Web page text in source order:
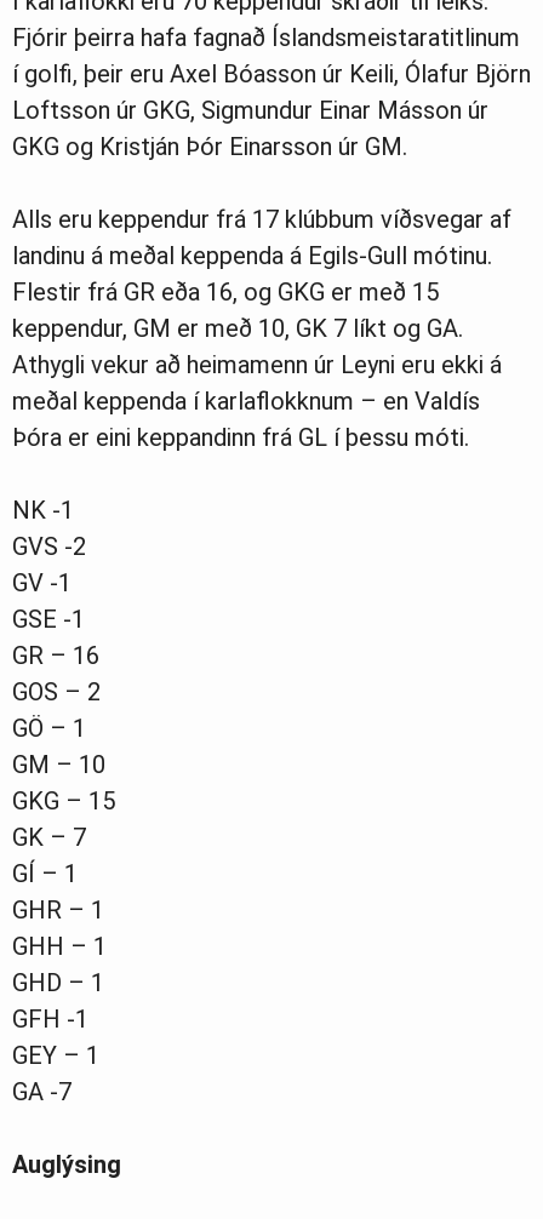
Fjórir þeirra hafa fagnað Íslandsmeistaratitlinum
í golfi, þeir eru Axel Bóasson úr Keili, Ólafur Björn
Loftsson úr GKG, Sigmundur Einar Másson úr
GKG og Kristján Þór Einarsson úr GM.
Alls eru keppendur frá 17 klúbbum víðsvegar af
landinu á meðal keppenda á Egils-Gull mótinu.
Flestir frá GR eða 16, og GKG er með 15
keppendur, GM er með 10, GK 7 líkt og GA.
Athygli vekur að heimamenn úr Leyni eru ekki á
meðal keppenda í karlaflokknum – en Valdís
Þóra er eini keppandinn frá GL í þessu móti.
NK -1
GVS -2
GV -1
GSE -1
GR – 16
GOS – 2
GÖ – 1
GM – 10
GKG – 15
GK – 7
GÍ – 1
GHR – 1
GHH – 1
GHD – 1
GFH -1
GEY – 1
GA -7
Auglýsing